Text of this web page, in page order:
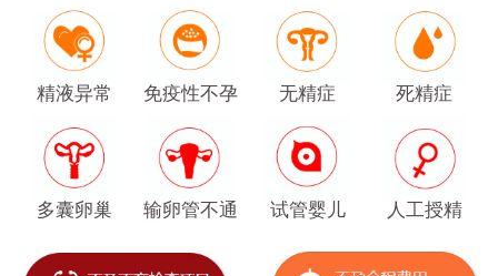
精液异常 免疫性不孕 无精症 死精症
多囊卵巢 输卵管不通 试管婴儿 人工授精